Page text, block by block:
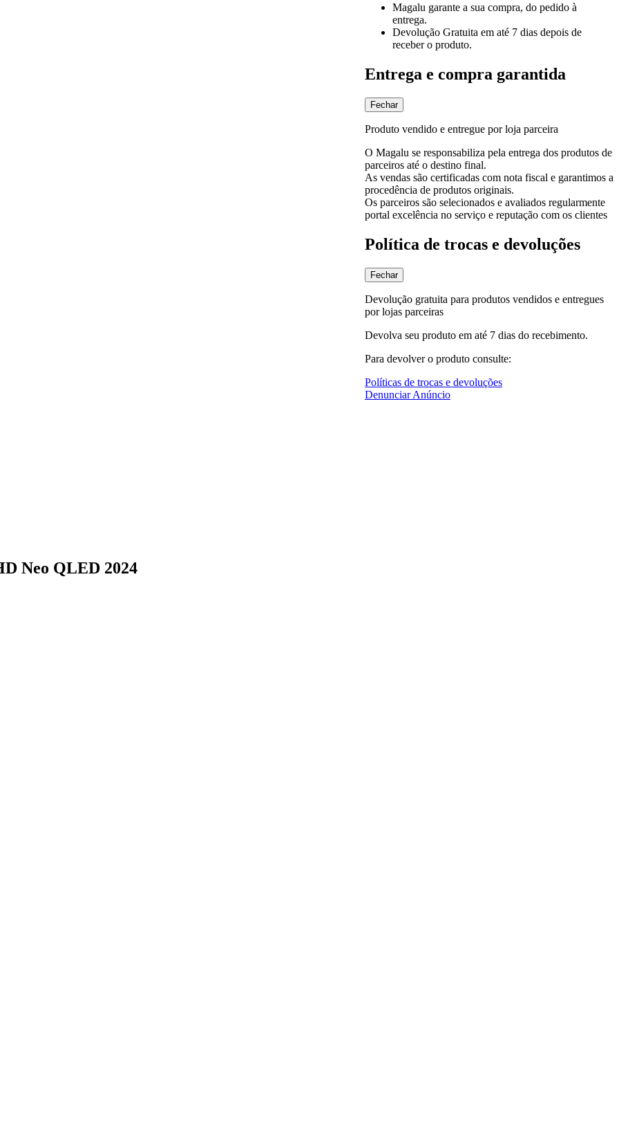
Neo QLED 2024
Magalu garante a sua compra, do pedido à
entrega.
Devolução Gratuita em até 7 dias depois de
receber o produto.
Entrega e compra garantida
Fechar
Produto vendido e entregue por loja parceira
O Magalu se responsabiliza pela entrega dos produtos de
parceiros até o destino final.
As vendas são certificadas com nota fiscal e garantimos a
procedência de produtos originais.
Os parceiros são selecionados e avaliados regularmente
portal excelência no serviço e reputação com os clientes
Política de trocas e devoluções
Fechar
Devolução gratuita para produtos vendidos e entregues
por lojas parceiras
Devolva seu produto em até 7 dias do recebimento.
Para devolver o produto consulte:
Políticas de trocas e devoluções
Denunciar Anúncio